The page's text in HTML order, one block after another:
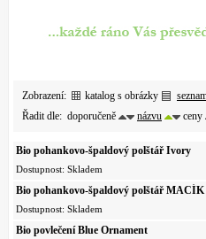
Zobrazení: katalog s obrázky
Řadit dle: doporučeně názvu ceny
Bio pohankovo-špaldový polštář Ivory
Dostupnost: Skladem
Bio pohankovo-špaldový polštář
(Ivory)
Dostupnost: Skladem
Bio povlečení Blue Ornament